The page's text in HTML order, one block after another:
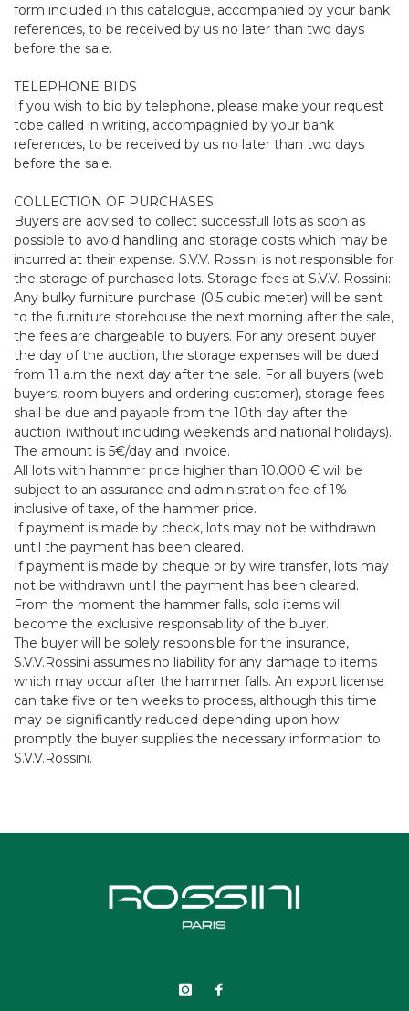
form included in this catalogue, accompanied by your bank
references, to be received by us no later than two days
before the sale.
TELEPHONE BIDS
If you wish to bid by telephone, please make your request
tobe called in writing, accompagnied by your bank
references, to be received by us no later than two days
before the sale.
COLLECTION OF PURCHASES
Buyers are advised to collect successfull lots as soon as
possible to avoid handling and storage costs which may be
incurred at their expense. S.V.V. Rossini is not responsible for
the storage of purchased lots. Storage fees at S.V.V. Rossini:
Any bulky furniture purchase (0,5 cubic meter) will be sent
to the furniture storehouse the next morning after the sale,
the fees are chargeable to buyers. For any present buyer
the day of the auction, the storage expenses will be dued
from 11 a.m the next day after the sale. For all buyers (web
buyers, room buyers and ordering customer), storage fees
shall be due and payable from the 10th day after the
auction (without including weekends and national holidays).
The amount is 5€/day and invoice.
All lots with hammer price higher than 10.000 € will be
subject to an assurance and administration fee of 1%
inclusive of taxe, of the hammer price.
If payment is made by check, lots may not be withdrawn
until the payment has been cleared.
If payment is made by cheque or by wire transfer, lots may
not be withdrawn until the payment has been cleared.
From the moment the hammer falls, sold items will
become the exclusive responsability of the buyer.
The buyer will be solely responsible for the insurance,
S.V.V.Rossini assumes no liability for any damage to items
which may occur after the hammer falls. An export license
can take five or ten weeks to process, although this time
may be significantly reduced depending upon how
promptly the buyer supplies the necessary information to
S.V.V.Rossini.